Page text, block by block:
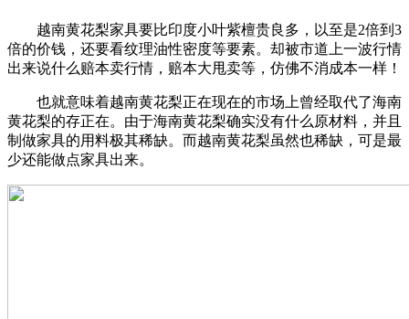
越南黄花梨家具要比印度小叶紫檀贵良多，以至是2倍到3
倍的价钱，还要看纹理油性密度等要素。却被市道上一波行情
出来说什么赔本卖行情，赔本大甩卖等，仿佛不消成本一样！
也就意味着越南黄花梨正在现在的市场上曾经取代了海南
黄花梨的存正在。由于海南黄花梨确实没有什么原材料，并且
制做家具的用料极其稀缺。而越南黄花梨虽然也稀缺，可是最
少还能做点家具出来。